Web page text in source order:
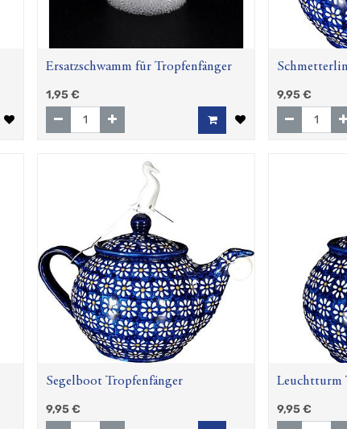
Ersatzschwamm für Tropfenfänger
1,95€
9,95€
Segelboot Tropfenfänger
9,95€
Leuchtturm
9,95€